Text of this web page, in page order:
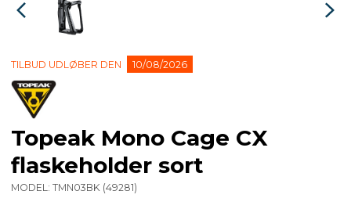
TILBUD UDLØBER DEN 10/08/2026
Topeak Mono Cage CX
flaskeholder sort
MODEL: TMN03BK (49281)